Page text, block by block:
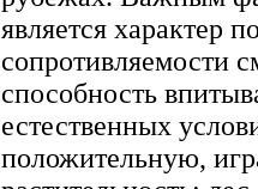
является характер
сопротивляемости
способность
естественных
положительную,